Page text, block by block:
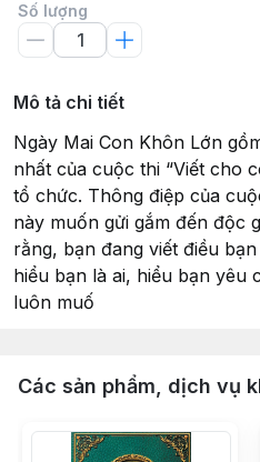
Số lượng
Mô tả chi tiết
Ngày Mai Con Khôn Lớn
nhất của cuộc thi “Viết cho
tổ chức. Thông điệp của
này muốn gửi gắm đến độc
rằng, bạn đang viết điều
hiểu bạn là ai, hiểu bạn yêu
luôn muố
Các sản phẩm, dịch vụ